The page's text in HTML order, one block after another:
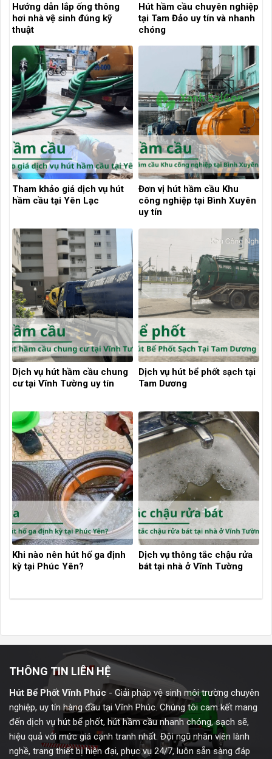
Hướng dẫn lắp ống thông
hơi nhà vệ sinh đúng kỹ
thuật
Hút hầm cầu chuyên nghiệp
tại Tam Đảo uy tín và nhanh
chóng
Tham khảo giá dịch vụ hút
hầm cầu tại Yên Lạc
Đơn vị hút hầm cầu Khu
công nghiệp tại Bình Xuyên
uy tín
Dịch vụ hút hầm cầu chung
cư tại Vĩnh Tường uy tín
Dịch vụ hút bể phốt sạch tại
Tam Dương
Khi nào nên hút hố ga định
kỳ tại Phúc Yên?
Dịch vụ thông tắc chậu rửa
bát tại nhà ở Vĩnh Tường
THÔNG TIN LIÊN HỆ
Hút Bể Phốt Vĩnh Phúc - Giải pháp vệ sinh môi trường chuyên
nghiệp, uy tín hàng đầu tại Vĩnh Phúc. Chúng tôi cam kết mang
đến dịch vụ hút bể phốt, hút hầm cầu nhanh chóng, sạch sẽ,
hiệu quả với mức giá cạnh tranh nhất. Đội ngũ nhân viên lành
nghề, trang thiết bị hiện đại, phục vụ 24/7, luôn sẵn sàng đáp